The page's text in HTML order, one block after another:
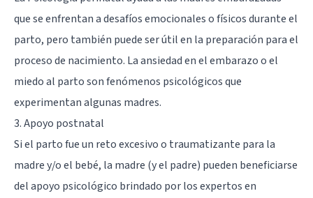
que se enfrentan a desafíos emocionales o físicos durante el
parto, pero también puede ser útil en la preparación para el
proceso de nacimiento. La ansiedad en el embarazo o el
miedo al parto son fenómenos psicológicos que
experimentan algunas madres.
3. Apoyo postnatal
Si el parto fue un reto excesivo o traumatizante para la
madre y/o el bebé, la madre (y el padre) pueden beneficiarse
del apoyo psicológico brindado por los expertos en